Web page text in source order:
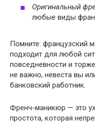
Оригинальный
любые виды
Помните: французский
подходит для любой
повседневности и
не важно, невеста вы
банковский работник.
Френч-маникюр — это
простота, которая